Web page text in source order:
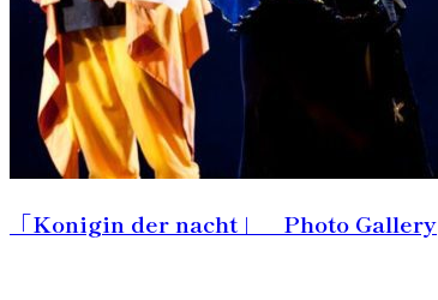
「Konigin der nacht」 Photo Gallery